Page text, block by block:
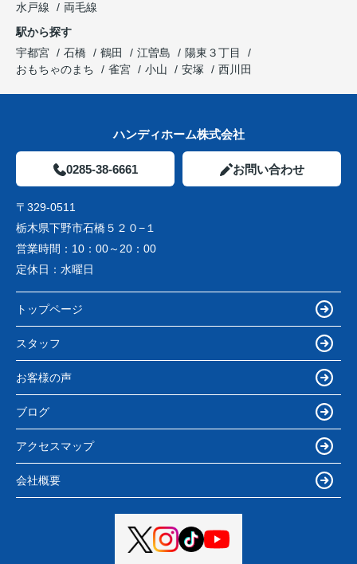
水戸線
両毛線
駅から探す
宇都宮
石橋 鶴田 江曽島
陽東３丁目
おもちゃのまち
雀宮 小山 安塚 西川田
ハンディホーム株式会社
0285-38-6661 お問い合わせ
〒329-0511
栃木県下野市石橋５２０−１
営業時間： 10：00～20：00
定休日： 水曜日
トップページ
スタッフ
お客様の声
ブログ
アクセスマップ
会社概要